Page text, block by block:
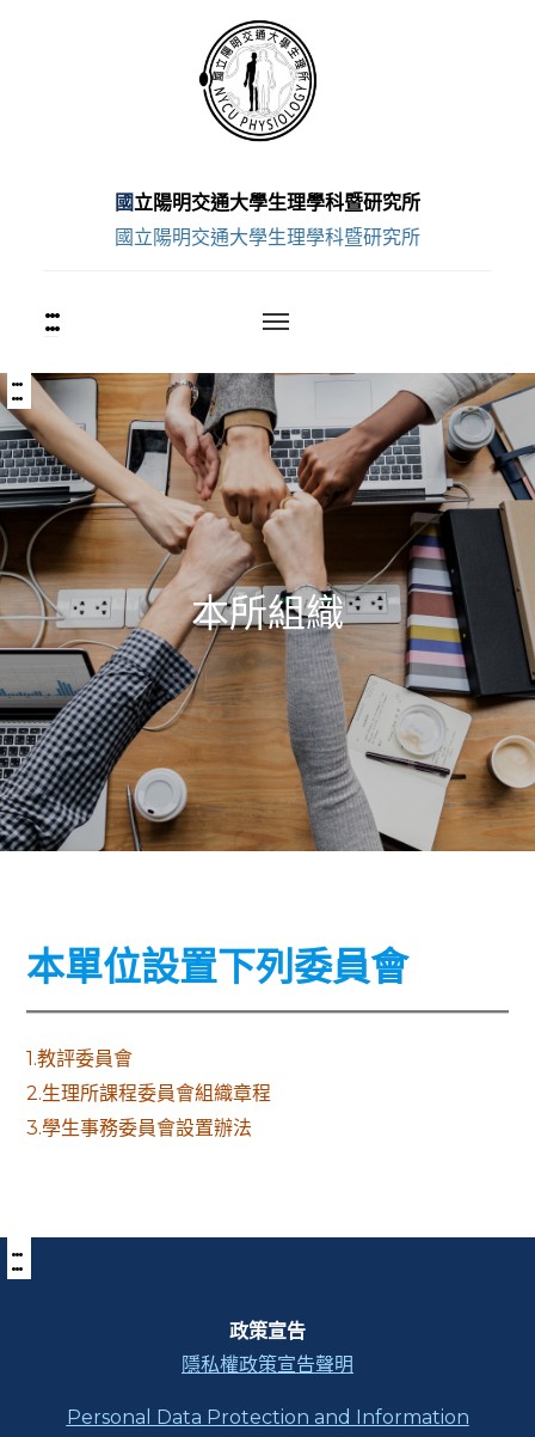
國立陽明交通大學生理學科暨研究所
國立陽明交通大學生理學科暨研究所
:::上
方
區
塊
:::中
央
內
容
區
塊
本所組織
本單位設置下列委員會
1.教評委員會
2.生理所課程委員會組織章程
3.學生事務委員會設置辦法
:::下
方
政策宣告
隱私權政策宣告聲明
Personal Data Protection and Information